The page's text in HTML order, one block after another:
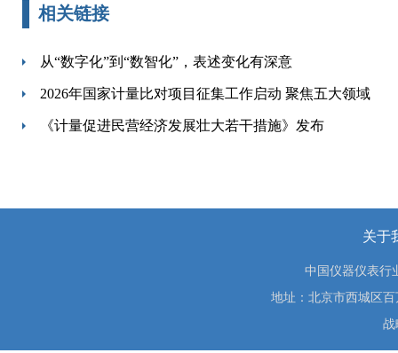
相关链接
从“数字化”到“数智化”，表述变化有深意
2026年国家计量比对项目征集工作启动 聚焦五大领域
《计量促进民营经济发展壮大若干措施》发布
关于
中国仪器仪表
地址：北京市西城区
战